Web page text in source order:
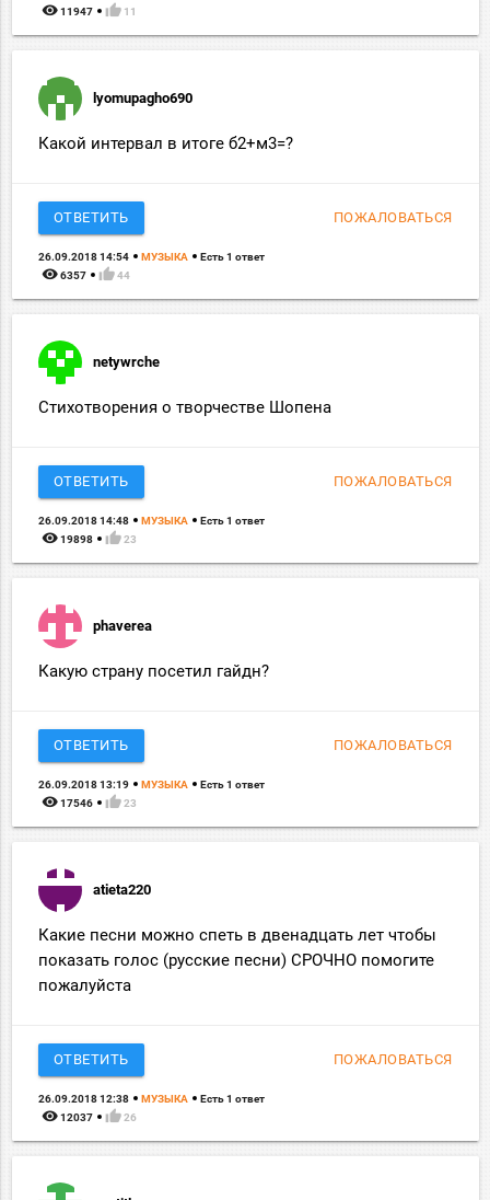
remove_red_eye 11947 thumb_up 11
lyomupagho690
Какой интервал в итоге б2+м3=?
ОТВЕТИТЬ ПОЖАЛОВАТЬСЯ
26.09.2018 14:54 МУЗЫКА Есть 1 ответ
remove_red_eye 6357 thumb_up 44
netywrche
Стихотворения о творчестве Шопена
ОТВЕТИТЬ ПОЖАЛОВАТЬСЯ
26.09.2018 14:48 МУЗЫКА Есть 1 ответ
remove_red_eye 19898 thumb_up 23
phaverea
Какую страну посетил гайдн?
ОТВЕТИТЬ ПОЖАЛОВАТЬСЯ
26.09.2018 13:19 МУЗЫКА Есть 1 ответ
remove_red_eye 17546 thumb_up 23
atieta220
Какие песни можно спеть в двенадцать лет чтобы
показать голос (русские песни) СРОЧНО помогите
пожалуйста
ОТВЕТИТЬ ПОЖАЛОВАТЬСЯ
26.09.2018 12:38 МУЗЫКА Есть 1 ответ
remove_red_eye 12037 thumb_up 26